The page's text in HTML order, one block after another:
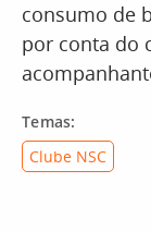
consumo de
por conta do
Temas:
Clube NSC